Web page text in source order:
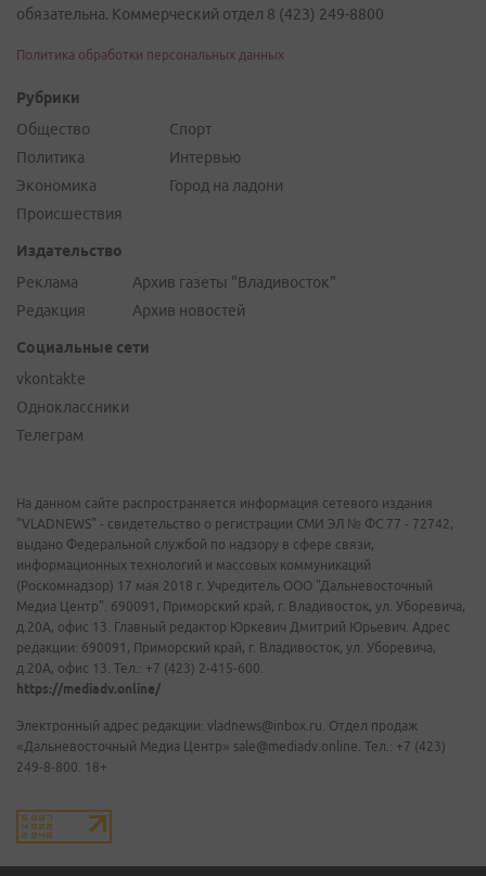
обязательна. Коммерческий отдел 8 (423) 249-8800
Политика обработки персональных данных
Рубрики
Общество
Политика
Экономика
Происшествия
Спорт
Интервью
Город на ладони
Издательство
Реклама
Редакция
Архив газеты "Владивосток"
Архив новостей
Социальные сети
vkontakte
Одноклассники
Телеграм
На данном сайте распространяется информация сетевого издания
"VLADNEWS" - свидетельство о регистрации СМИ ЭЛ № ФС 77 - 72742,
выдано Федеральной службой по надзору в сфере связи,
информационных технологий и массовых коммуникаций
(Роскомнадзор) 17 мая 2018 г. Учредитель ООО "Дальневосточный
Медиа Центр". 690091, Приморский край, г. Владивосток, ул. Уборевича,
д.20А, офис 13. Главный редактор Юркевич Дмитрий Юрьевич. Адрес
редакции: 690091, Приморский край, г. Владивосток, ул. Уборевича,
д.20А, офис 13. Тел.: +7 (423) 2-415-600.
https://mediadv.online/
Электронный адрес редакции: vladnews@inbox.ru. Отдел продаж
«Дальневосточный Медиа Центр» sale@mediadv.online. Тел.: +7 (423)
249-8-800. 18+